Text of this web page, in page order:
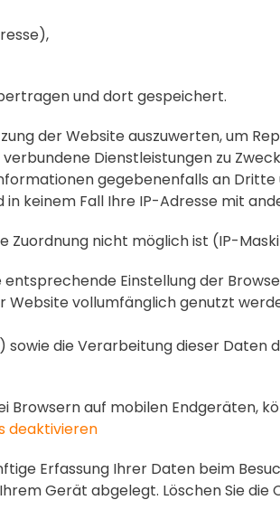
und dort gespeichert.
der Website auszuwerten, um
Dienstleistungen zu
gegebenenfalls an
keinem Fall Ihre IP-Adresse mit
Zuordnung nicht möglich ist (IP-
Einstellung der
vollumfänglich genutzt
die Verarbeitung dieser Daten
auf mobilen Endgeräten,
deaktivieren
Erfassung Ihrer Daten beim
Gerät abgelegt. Löschen Sie